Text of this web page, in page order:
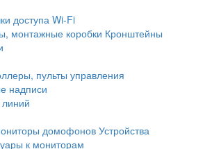
доступа Wi-Fi
монтажные коробки Кронштейны
пульты управления
надписи
домофоновУстройства
к мониторам